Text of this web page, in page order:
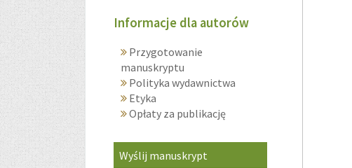
Informacje dla autorów
Przygotowanie
manuskryptu
Polityka wydawnictwa
Etyka
Opłaty za publikację
Wyślij manuskrypt